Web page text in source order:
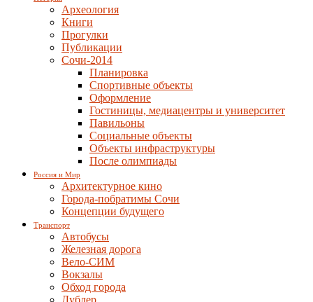
Археология
Книги
Прогулки
Публикации
Сочи-2014
Планировка
Спортивные объекты
Оформление
Гостиницы, медиацентры и университет
Павильоны
Социальные объекты
Объекты инфраструктуры
После олимпиады
Россия и Мир
Архитектурное кино
Города-побратимы Сочи
Концепции будущего
Транспорт
Автобусы
Железная дорога
Вело-СИМ
Вокзалы
Обход города
Дублер